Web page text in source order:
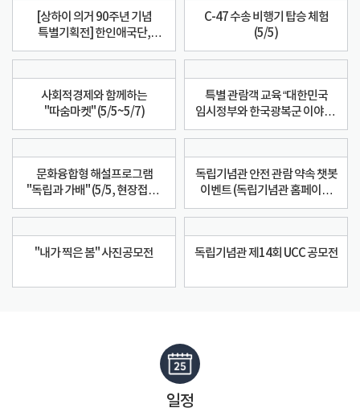
[상하이 의거 90주년 기념
특별기획전] 한인애국단,
1932년 그들의 임무
C-47 수송 비행기 탑승 체험
(5/5)
사회적경제와 함께하는
"따숨마켓" (5/5~5/7)
특별 관람객 교육 “대한민국
임시정부와 한국광복군 이야기”
(5/5~5/8)
문화융합형 해설프로그램
"독립과 가배" (5/5, 현장접수,
커피드립백 증정)
독립기념관 안전 관람 약속 챗봇
이벤트 (독립기념관 홈페이지
메인화면 챗봇 이용)
"내가 찍은 봄" 사진공모전 독립기념관 제14회 UCC 공모전
일정